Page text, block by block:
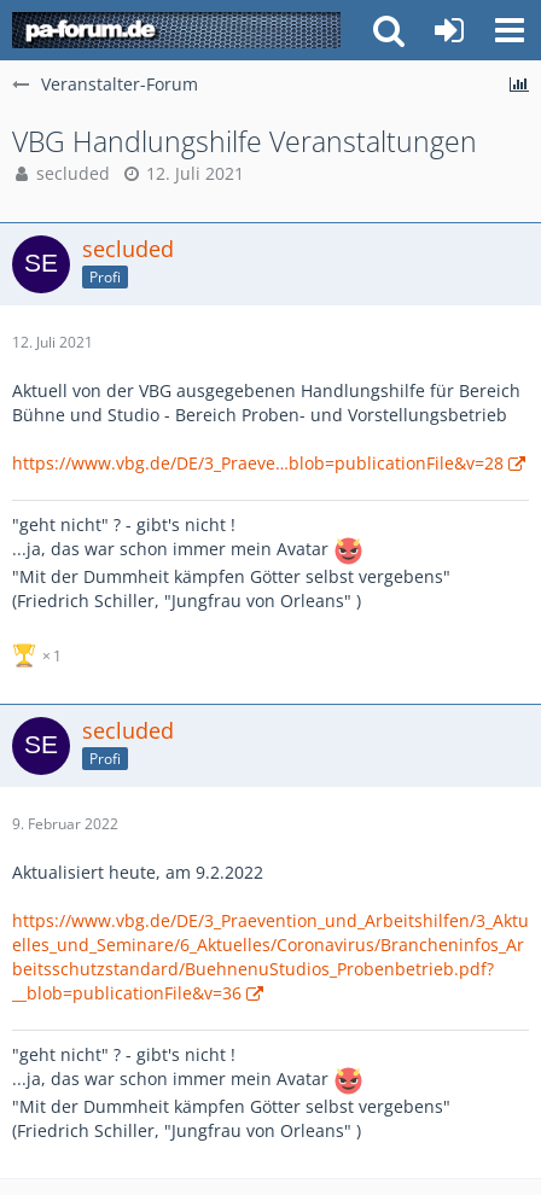
Veranstalter-Forum
VBG Handlungshilfe Veranstaltungen
secluded 12. Juli 2021
secluded
Profi
12. Juli 2021
Aktuell von der VBG ausgegebenen Handlungshilfe für Bereich
Bühne und Studio - Bereich Proben- und Vorstellungsbetrieb
https://www.vbg.de/DE/3_Praeve…blob=publicationFile&v=28
"geht nicht" ? - gibt's nicht !
...ja, das war schon immer mein Avatar
"Mit der Dummheit kämpfen Götter selbst vergebens"
(Friedrich Schiller, "Jungfrau von Orleans" )
1
secluded
Profi
9. Februar 2022
Aktualisiert heute, am 9.2.2022
https://www.vbg.de/DE/3_Praevention_und_Arbeitshilfen/3_Aktu
elles_und_Seminare/6_Aktuelles/Coronavirus/Brancheninfos_Ar
beitsschutzstandard/BuehnenuStudios_Probenbetrieb.pdf?
__blob=publicationFile&v=36
"geht nicht" ? - gibt's nicht !
...ja, das war schon immer mein Avatar
"Mit der Dummheit kämpfen Götter selbst vergebens"
(Friedrich Schiller, "Jungfrau von Orleans" )